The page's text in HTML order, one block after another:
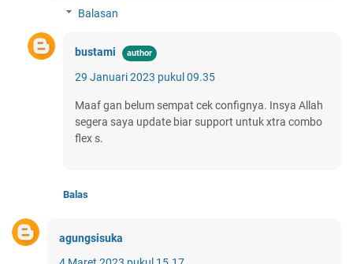
Balasan
bustami
29 Januari 2023 pukul 09.35
Maaf gan belum sempat cek confignya. Insya Allah
segera saya update biar support untuk xtra combo
flex s.
Balas
agungsisuka